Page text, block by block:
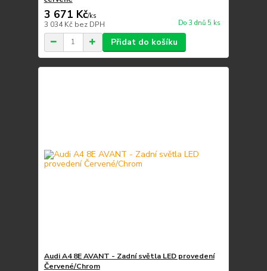
3 671 Kč/ks
3 034 Kč bez DPH Do 3 dnů 5 ks
Přidat do košíku
Audi A4 8E AVANT - Zadní světla LED provedení
Červené/Chrom